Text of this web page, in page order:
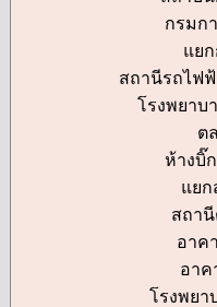
กรมก
แย
สถานีรถไฟ
โรงพยาบ
ต
ห้างบิ๊
แยก
สถา
อาค
อาค
โรงพยา